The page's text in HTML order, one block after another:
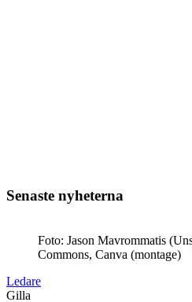
Senaste nyheterna
Foto: Jason Mavrommatis
Commons, Canva (montage)
Ledare
Gilla